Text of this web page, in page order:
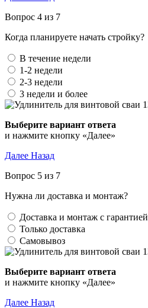
Вопрос 4 из 7
Когда планируете начать стройку?
В течение недели
1-2 недели
2-3 недели
3 недели и более
Выберите вариант ответа
и нажмите кнопку «Далее»
Далее Назад
Вопрос 5 из 7
Нужна ли доставка и монтаж?
Доставка и монтаж с гарантией
Только доставка
Самовывоз
Выберите вариант ответа
и нажмите кнопку «Далее»
Далее Назад